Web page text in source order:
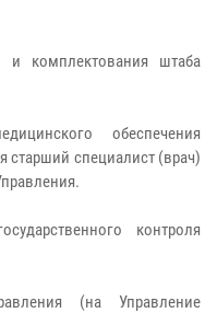
и комплектования штаба
обеспечения
старший специалист (врач)
контроля
(на Управление